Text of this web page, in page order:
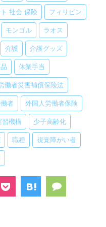
社会 保険 フィリピン
モンゴル ラオス
介護 介護グッズ
休業手当
働者災害補償保険法
者 外国人労働者保険
習機構 少子高齢化
職種 視覚障がい者